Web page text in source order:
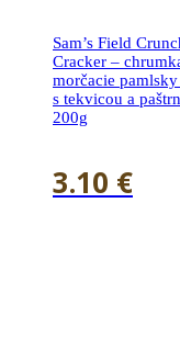
Sam’s Field
Cracker –
morčacie pamlsky
s tekvicou a
200g
3.10 €